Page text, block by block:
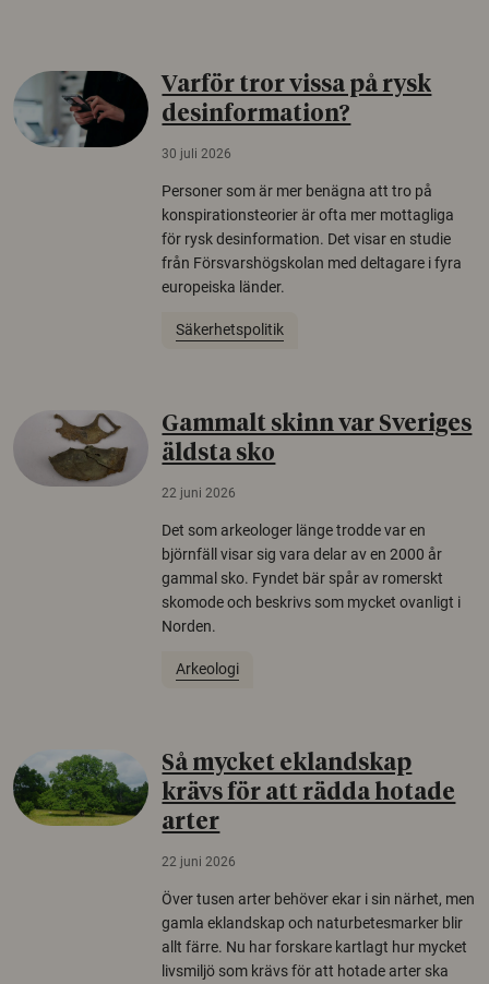
Varför tror vissa på rysk
desinformation?
30 juli 2026
Personer som är mer benägna att tro på
konspirationsteorier är ofta mer mottagliga
för rysk desinformation. Det visar en studie
från Försvarshögskolan med deltagare i fyra
europeiska länder.
Säkerhetspolitik
Gammalt skinn var Sveriges
äldsta sko
22 juni 2026
Det som arkeologer länge trodde var en
björnfäll visar sig vara delar av en 2000 år
gammal sko. Fyndet bär spår av romerskt
skomode och beskrivs som mycket ovanligt i
Norden.
Arkeologi
Så mycket eklandskap
krävs för att rädda hotade
arter
22 juni 2026
Över tusen arter behöver ekar i sin närhet, men
gamla eklandskap och naturbetesmarker blir
allt färre. Nu har forskare kartlagt hur mycket
livsmiljö som krävs för att hotade arter ska